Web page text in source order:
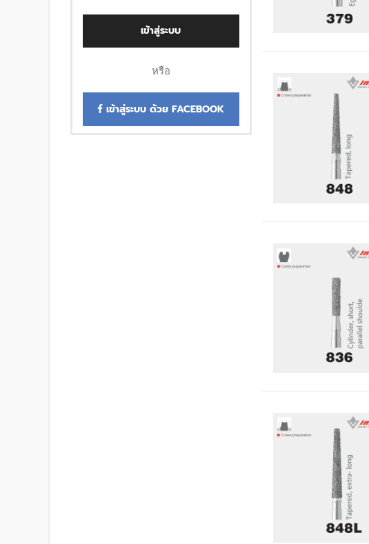
เข้าสู่ระบบ
หรือ
เข้าสู่ระบบ ด้วย FACEBOOK